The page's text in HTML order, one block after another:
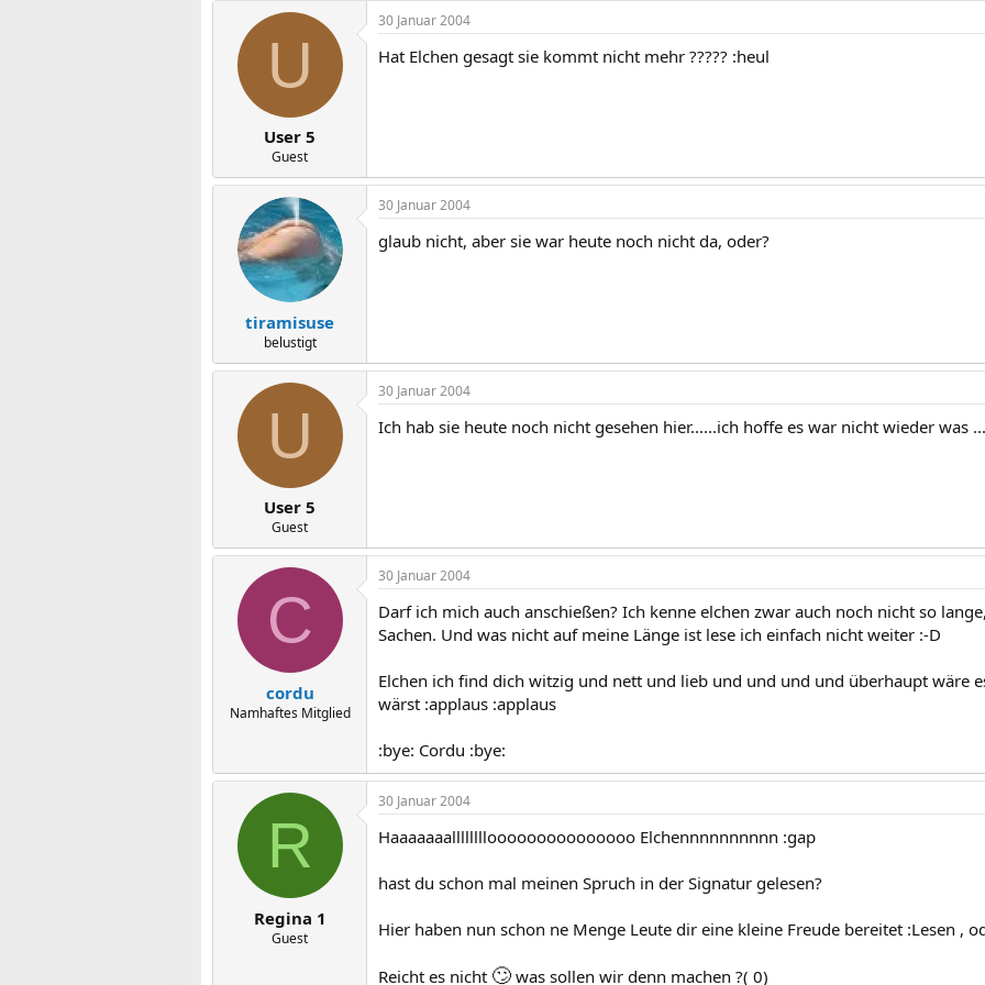
U
User 5
Guest
30 Januar 2004
Hat Elchen gesagt sie kommt nicht mehr ????? :heul
tiramisuse
belustigt
30 Januar 2004
glaub nicht, aber sie war heute noch nicht da, oder?
U
User 5
Guest
30 Januar 2004
Ich hab sie heute noch nicht gesehen hier......ich hoffe es war nicht wieder was
C
cordu
Namhaftes Mitglied
30 Januar 2004
Darf ich mich auch anschießen? Ich kenne elchen zwar auch noch nicht so
Sachen. Und was nicht auf meine Länge ist lese ich einfach nicht weiter :-D
Elchen ich find dich witzig und nett und lieb und und und und überhaupt wäre
wärst :applaus :applaus
:bye: Cordu :bye:
R
Regina 1
Guest
30 Januar 2004
Haaaaaaallllllllooooooooooooooo Elchennnnnnnnnn :gap
hast du schon mal meinen Spruch in der Signatur gelesen?
Hier haben nun schon ne Menge Leute dir eine kleine Freude bereitet :Lesen ,
Reicht es nicht 🙄 was sollen wir denn machen ?( 0)